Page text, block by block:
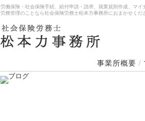
労働保険・社会保険手続、給付申請・請求、就業規則作成、マ
労務管理のことなら社会保険労務士松本力事務所におまかせくだ
事業所概要 /